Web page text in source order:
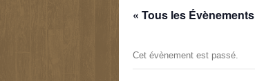
« Tous les Évènements
Cet évènement est passé.